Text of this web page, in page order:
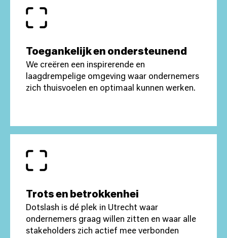
Toegankelijk en ondersteunend
We creëren een inspirerende en
laagdrempelige omgeving waar ondernemers
zich thuisvoelen en optimaal kunnen werken.
Trots en betrokkenhei
Dotslash is dé plek in Utrecht waar
ondernemers graag willen zitten en waar alle
stakeholders zich actief mee verbonden